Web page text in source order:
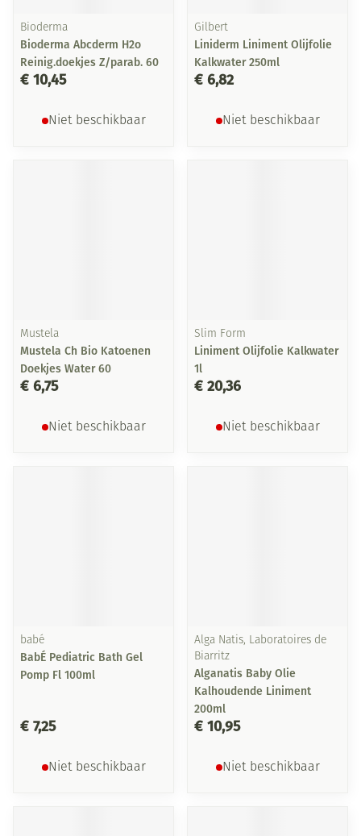
Bioderma
Bioderma Abcderm H2o
Reinig.doekjes Z/parab. 60
€ 10,45
Niet beschikbaar
Gilbert
Liniderm Liniment Olijfolie
Kalkwater 250ml
€ 6,82
Niet beschikbaar
Mustela
Mustela Ch Bio Katoenen
Doekjes Water 60
€ 6,75
Niet beschikbaar
Slim Form
Liniment Olijfolie Kalkwater
1l
€ 20,36
Niet beschikbaar
babé
BabÉ Pediatric Bath Gel
Pomp Fl 100ml
€ 7,25
Niet beschikbaar
Alga Natis, Laboratoires de
Biarritz
Alganatis Baby Olie
Kalhoudende Liniment
200ml
€ 10,95
Niet beschikbaar